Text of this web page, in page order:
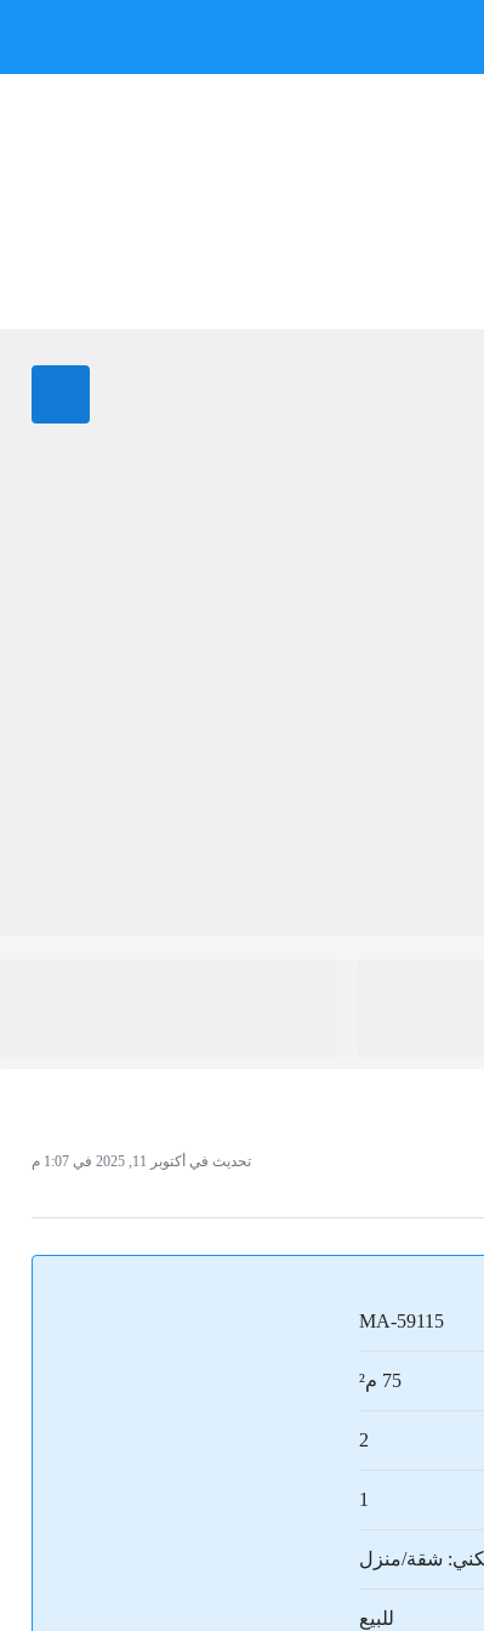
تحديث في أكتوبر 11, 2025 في 1:07 م
MA-59115
75 م²
2
1
شقة/منزل
للبيع